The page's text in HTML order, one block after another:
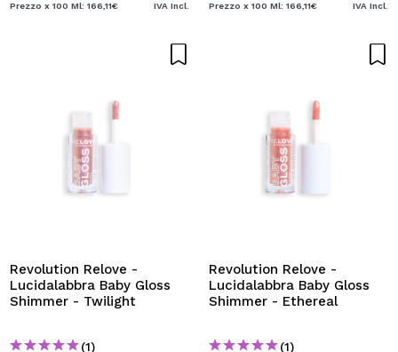
Prezzo x 100 Ml: 166,11€ IVA Incl. Prezzo x 100 Ml: 166,11€ IVA Incl.
Revolution Relove -
Lucidalabbra Baby Gloss
Shimmer - Twilight
(1)
Revolution Relove -
Lucidalabbra Baby Gloss
Shimmer - Ethereal
(1)